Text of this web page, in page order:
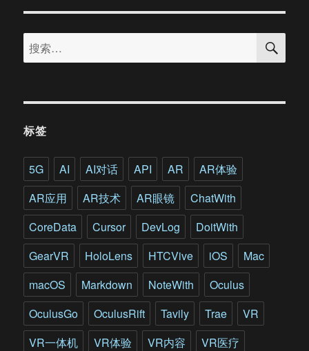
训
新
择：
提
供
全
新
方
式
搜
索：
搜
标签
5G AI AI对话 API AR
AR体验
AR应用
AR技术 AR眼镜
ChatWith
CoreData
Cursor DevLog
DoitWith
GearVR
HoloLens HTCVive iOS
Mac
macOS
Markdown NoteWith
Oculus
OculusGo
OculusRift Tavily Trae
VR
VR一体机
VR体验 VR内容
VR医疗